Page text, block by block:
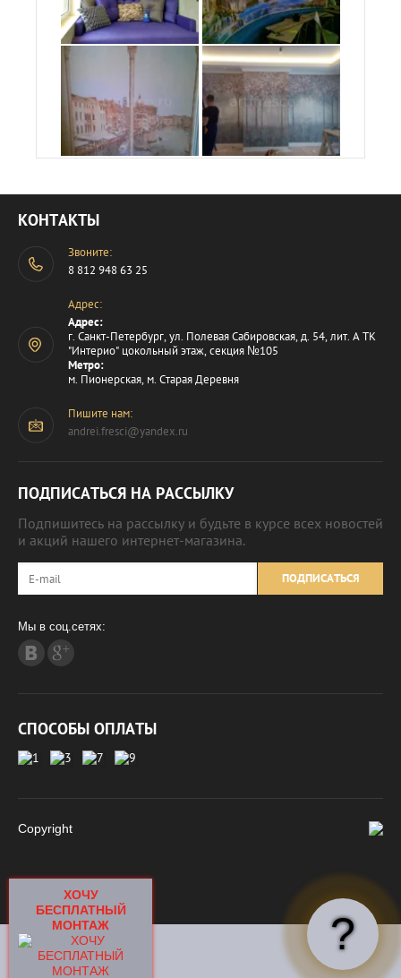
?
КОНТАКТЫ
Звоните:
8 812 948 63 25
Адрес:
Адрес:
г. Санкт-Петербург, ул. Полевая Сабировская, д. 54, лит. А ТК
"Интерио" цокольный этаж, секция №105
Метро:
м. Пионерская, м. Старая Деревня
Пишите нам:
andrei.fresci@yandex.ru
ПОДПИСАТЬСЯ НА РАССЫЛКУ
Подпишитесь на рассылку и будьте в курсе всех новостей
и акций нашего интернет-магазина.
ПОДПИСАТЬСЯ
Мы в соц.сетях:
СПОСОБЫ ОПЛАТЫ
Copyright
ХОЧУ
БЕСПЛАТНЫЙ
МОНТАЖ